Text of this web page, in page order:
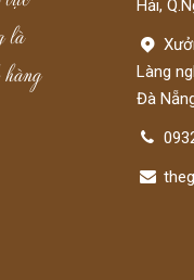
là
Hải,
Làng
Đà